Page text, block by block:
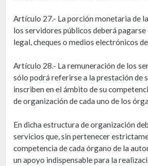
Artículo 27.- La porción monetaria de
los servidores públicos deberá pagarse
legal, cheques o medios electrónicos de
Artículo 28.- La remuneración de los
sólo podrá referirse a la prestación de
inscriben en el ámbito de su
de organización de cada uno de los
En dicha estructura de organización
servicios que, sin pertenecer
competencia de cada órgano de la
un apoyo indispensable para la